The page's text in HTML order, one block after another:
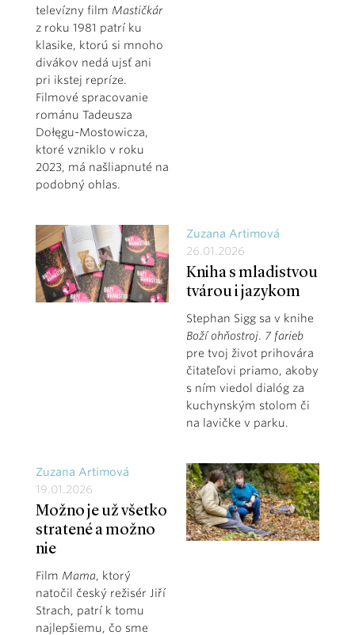
televízny film Mastičkár
z roku 1981 patrí ku
klasike, ktorú si mnoho
divákov nedá ujsť ani
pri ikstej repríze.
Filmové spracovanie
románu Tadeusza
Dołęgu-Mostowicza,
ktoré vzniklo v roku
2023, má našliapnuté na
podobný ohlas.
Zuzana Artimová
26.01.2026
Kniha s mladistvou
tvárou i jazykom
Stephan Sigg sa v knihe
Boží ohňostroj. 7 farieb
pre tvoj život prihovára
čitateľovi priamo, akoby
s ním viedol dialóg za
kuchynským stolom či
na lavičke v parku.
Zuzana Artimová
19.01.2026
Možno je už všetko
stratené a možno
nie
Film Mama, ktorý
natočil český režisér Jiří
Strach, patrí k tomu
najlepšiemu, čo sme